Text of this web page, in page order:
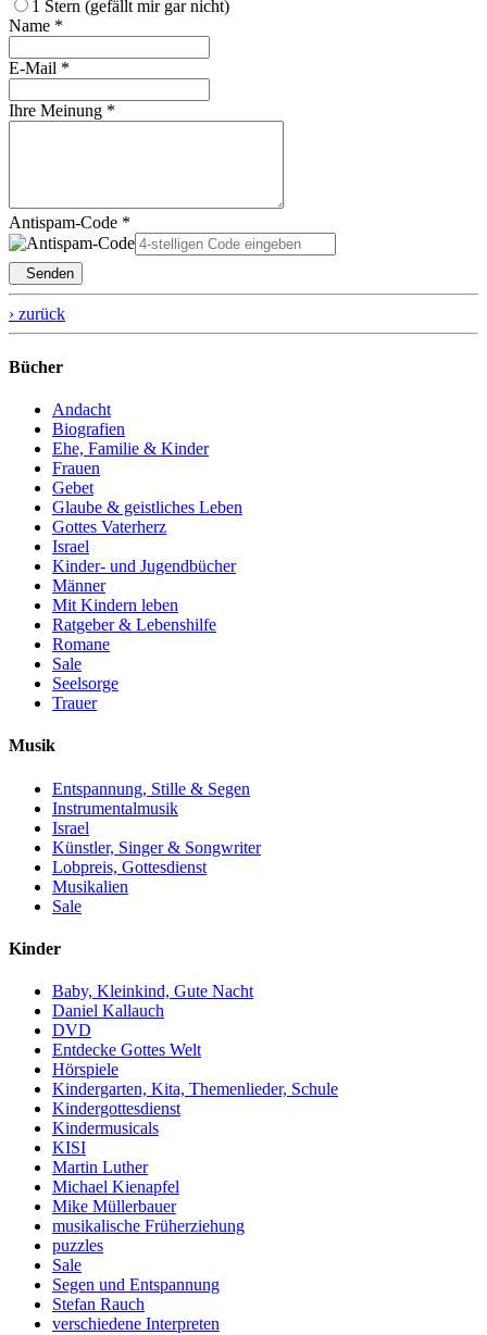
1 Stern (gefällt mir gar nicht)
Name *
E-Mail *
Ihre Meinung *
Antispam-Code *
Senden
› zurück
Bücher
Andacht
Biografien
Ehe, Familie & Kinder
Frauen
Gebet
Glaube & geistliches Leben
Gottes Vaterherz
Israel
Kinder- und Jugendbücher
Männer
Mit Kindern leben
Ratgeber & Lebenshilfe
Romane
Sale
Seelsorge
Trauer
Musik
Entspannung, Stille & Segen
Instrumentalmusik
Israel
Künstler, Singer & Songwriter
Lobpreis, Gottesdienst
Musikalien
Sale
Kinder
Baby, Kleinkind, Gute Nacht
Daniel Kallauch
DVD
Entdecke Gottes Welt
Hörspiele
Kindergarten, Kita, Themenlieder, Schule
Kindergottesdienst
Kindermusicals
KISI
Martin Luther
Michael Kienapfel
Mike Müllerbauer
musikalische Früherziehung
puzzles
Sale
Segen und Entspannung
Stefan Rauch
verschiedene Interpreten